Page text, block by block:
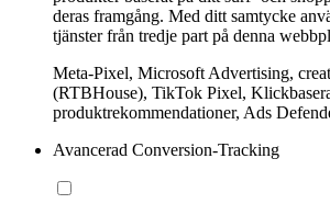
deras framgång. Med ditt samtycke
tjänster från tredje part på denna
Meta-Pixel, Microsoft Advertising,
(RTBHouse), TikTok Pixel,
produktrekommendationer, Ads
Avancerad Conversion-Tracking